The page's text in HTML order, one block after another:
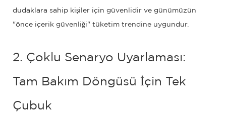
dudaklara sahip kişiler için güvenlidir ve günümüzün
"önce içerik güvenliği" tüketim trendine uygundur.
2. Çoklu Senaryo Uyarlaması:
Tam Bakım Döngüsü İçin Tek
Çubuk